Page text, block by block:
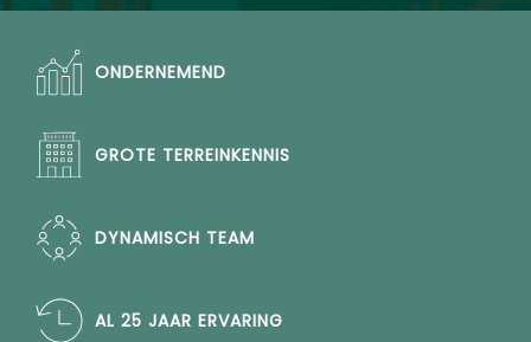
ONDERNEMEND
GROTE TERREINKENNIS
DYNAMISCH TEAM
AL 25 JAAR ERVARING